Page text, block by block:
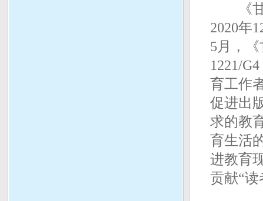
《甘
2020年
5月，
1221/
育工作
促进出
求的教
育生活
进教育
贡献“读